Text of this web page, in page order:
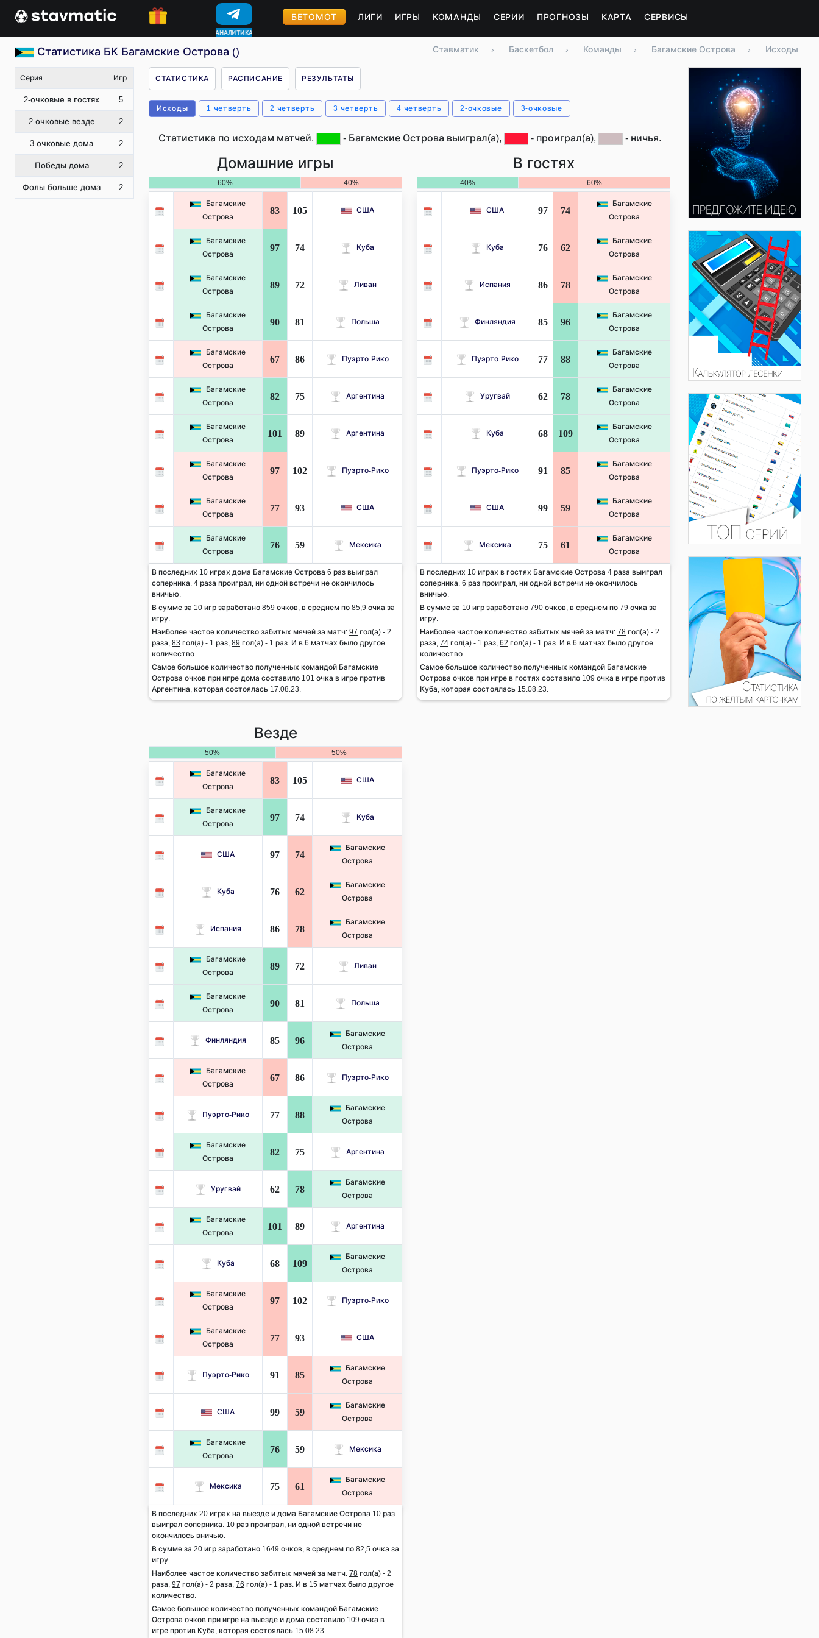
КОНКУРСЫ
БЕТОМОТ ЛИГИ ИГРЫ КОМАНДЫ СЕРИИ ПРОГНОЗЫ КАРТА СЕРВИСЫ
Статистика БК Багамские Острова () Ставматик › Баскетбол › Команды › Багамские Острова › Исходы
Серия Игр
2-очковые в гостях 5
2-очковые везде 2
3-очковые дома 2
Победы дома 2
Фолы больше дома 2
СТАТИСТИКА РАСПИСАНИЕ РЕЗУЛЬТАТЫ
Исходы 1 четверть 2 четверть 3 четверть 4 четверть 2-очковые 3-очковые
Статистика по исходам матчей. - Багамские Острова выиграл(а), - проиграл(а), - ничья.
Домашние игры
60% 40%
Багамские
Острова
83 105 США
Багамские
Острова
97 74 Куба
Багамские
Острова
89 72 Ливан
Багамские
Острова
90 81 Польша
Багамские
Острова
67 86 Пуэрто-Рико
Багамские
Острова
82 75 Аргентина
Багамские
Острова
101 89 Аргентина
Багамские
Острова
97 102 Пуэрто-Рико
Багамские
Острова
77 93 США
Багамские
Острова
76 59 Мексика
В последних 10 играх дома Багамские Острова 6 раз выиграл
соперника. 4 раза проиграл, ни одной встречи не окончилось
вничью.
В сумме за 10 игр заработано 859 очков, в среднем по 85,9 очка за
игру.
Наиболее частое количество забитых мячей за матч: 97 гол(а) - 2
раза, 83 гол(а) - 1 раз, 89 гол(а) - 1 раз. И в 6 матчах было другое
количество.
Самое большое количество полученных командой Багамские
Острова очков при игре дома составило 101 очка в игре против
Аргентина, которая состоялась 17.08.23.
В гостях
40% 60%
США 97 74
Багамские
Острова
Куба 76 62
Багамские
Острова
Испания 86 78
Багамские
Острова
Финляндия 85 96
Багамские
Острова
Пуэрто-Рико 77 88
Багамские
Острова
Уругвай 62 78
Багамские
Острова
Куба 68 109
Багамские
Острова
Пуэрто-Рико 91 85
Багамские
Острова
США 99 59
Багамские
Острова
Мексика 75 61
Багамские
Острова
В последних 10 играх в гостях Багамские Острова 4 раза выиграл
соперника. 6 раз проиграл, ни одной встречи не окончилось
вничью.
В сумме за 10 игр заработано 790 очков, в среднем по 79 очка за
игру.
Наиболее частое количество забитых мячей за матч: 78 гол(а) - 2
раза, 74 гол(а) - 1 раз, 62 гол(а) - 1 раз. И в 6 матчах было другое
количество.
Самое большое количество полученных командой Багамские
Острова очков при игре в гостях составило 109 очка в игре против
Куба, которая состоялась 15.08.23.
Везде
50% 50%
Багамские
Острова
83 105 США
Багамские
Острова
97 74 Куба
США 97 74
Багамские
Острова
Куба 76 62
Багамские
Острова
Испания 86 78
Багамские
Острова
Багамские
Острова
89 72 Ливан
Багамские
Острова
90 81 Польша
Финляндия 85 96
Багамские
Острова
Багамские
Острова
67 86 Пуэрто-Рико
Пуэрто-Рико 77 88
Багамские
Острова
Багамские
Острова
82 75 Аргентина
Уругвай 62 78
Багамские
Острова
Багамские
Острова
101 89 Аргентина
Куба 68 109
Багамские
Острова
Багамские
Острова
97 102 Пуэрто-Рико
Багамские
Острова
77 93 США
Пуэрто-Рико 91 85
Багамские
Острова
США 99 59
Багамские
Острова
Багамские
Острова
76 59 Мексика
Мексика 75 61
Багамские
Острова
В последних 20 играх на выезде и дома Багамские Острова 10 раз
выиграл соперника. 10 раз проиграл, ни одной встречи не
окончилось вничью.
В сумме за 20 игр заработано 1649 очков, в среднем по 82,5 очка за
игру.
Наиболее частое количество забитых мячей за матч: 78 гол(а) - 2
раза, 97 гол(а) - 2 раза, 76 гол(а) - 1 раз. И в 15 матчах было другое
количество.
Самое большое количество полученных командой Багамские
Острова очков при игре на выезде и дома составило 109 очка в
игре против Куба, которая состоялась 15.08.23.